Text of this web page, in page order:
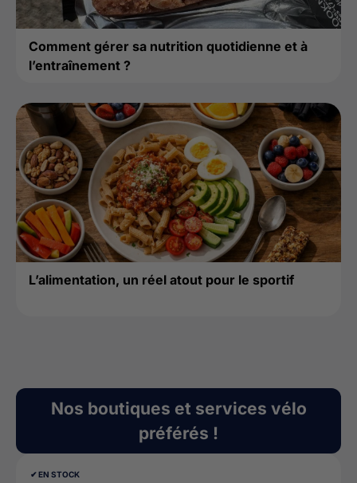
Comment gérer sa nutrition quotidienne et à
l’entraînement ?
L’alimentation, un réel atout pour le sportif
Nos boutiques et services vélo
préférés !
✔︎ EN STOCK